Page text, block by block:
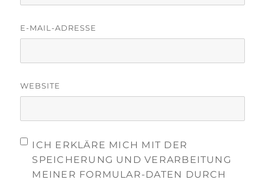
E-MAIL-ADRESSE
WEBSITE
ICH ERKLÄRE MICH MIT DER
SPEICHERUNG UND VERARBEITUNG
MEINER FORMULAR-DATEN DURCH